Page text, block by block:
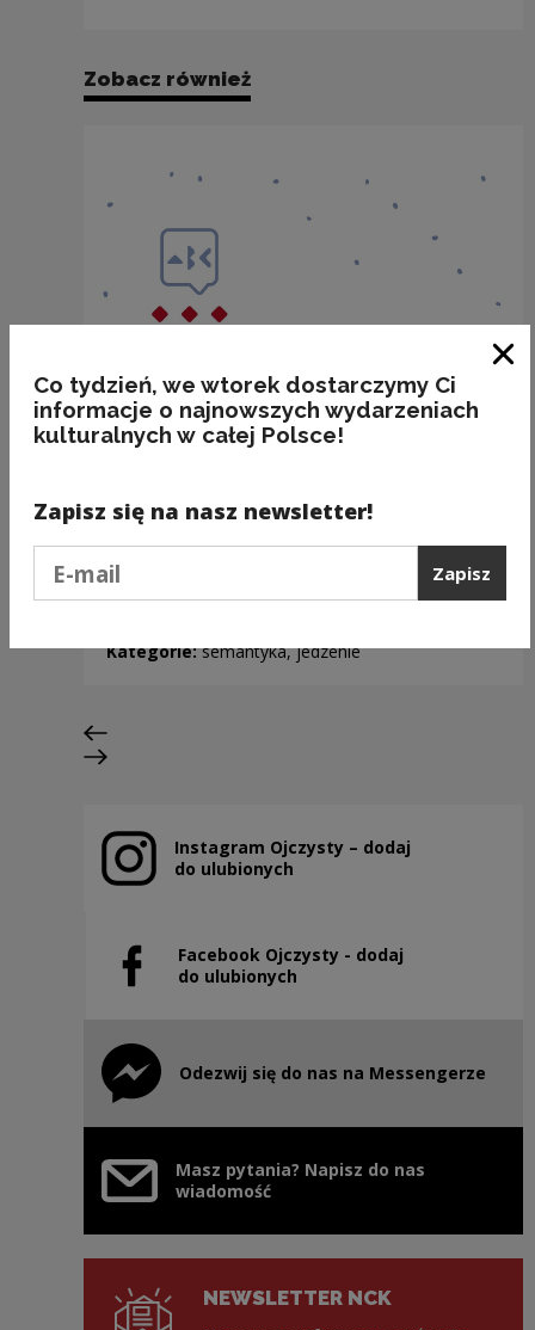
Zobacz również
BAKALIE
Kategorie:semantyka, jedzenie
Poprzedni slajd
Następny slajd
Instagram Ojczysty – dodaj
do ulubionych
Uwaga, link zostanie otwarty w nowym oknie
Facebook Ojczysty - dodaj
do ulubionych
Uwaga, link zostanie otwarty w nowym oknie
Odezwij się do nas na Messengerze
Uwaga, link zostanie otwarty w nowym oknie
Masz pytania? Napisz do nas
wiadomość
NEWSLETTER NCK
Co tydzień, we wtorek dostarczymy Ci
informacje o najnowszych wydarzeniach
kulturalnych w całej Polsce!
Zapisz się na nasz newsletter!
Zapisz